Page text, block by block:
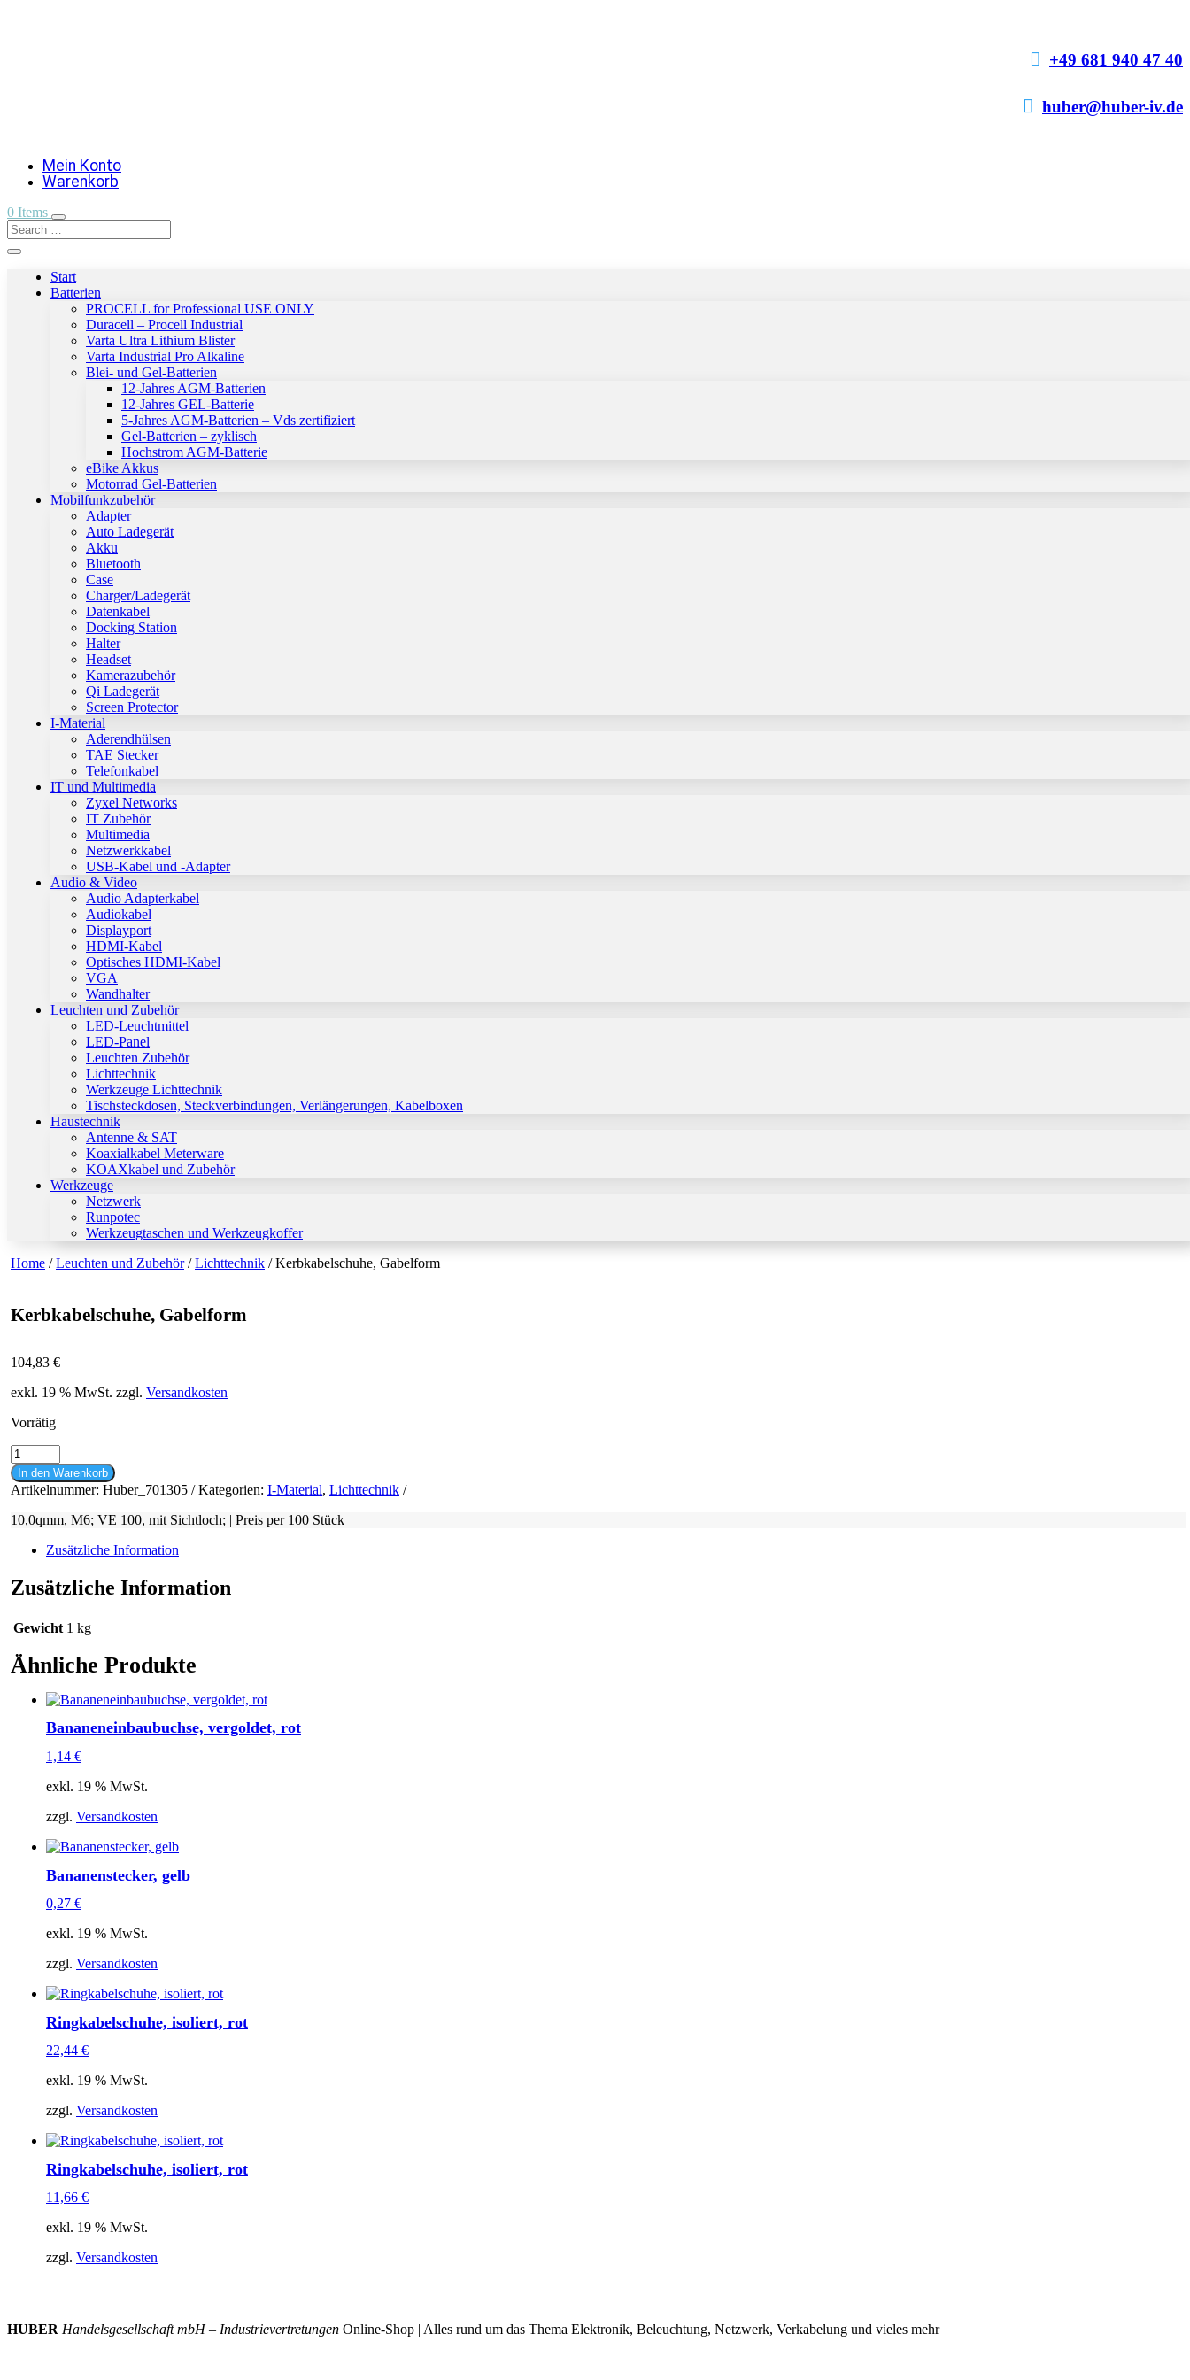
 +49 681 940 47 40
 huber@huber-iv.de
Mein Konto
Warenkorb
0 Items
Start
Batterien
PROCELL for Professional USE ONLY
Duracell – Procell Industrial
Varta Ultra Lithium Blister
Varta Industrial Pro Alkaline
Blei- und Gel-Batterien
12-Jahres AGM-Batterien
12-Jahres GEL-Batterie
5-Jahres AGM-Batterien – Vds zertifiziert
Gel-Batterien – zyklisch
Hochstrom AGM-Batterie
eBike Akkus
Motorrad Gel-Batterien
Mobilfunkzubehör
Adapter
Auto Ladegerät
Akku
Bluetooth
Case
Charger/Ladegerät
Datenkabel
Docking Station
Halter
Headset
Kamerazubehör
Qi Ladegerät
Screen Protector
I-Material
Aderendhülsen
TAE Stecker
Telefonkabel
IT und Multimedia
Zyxel Networks
IT Zubehör
Multimedia
Netzwerkkabel
USB-Kabel und -Adapter
Audio & Video
Audio Adapterkabel
Audiokabel
Displayport
HDMI-Kabel
Optisches HDMI-Kabel
VGA
Wandhalter
Leuchten und Zubehör
LED-Leuchtmittel
LED-Panel
Leuchten Zubehör
Lichttechnik
Werkzeuge Lichttechnik
Tischsteckdosen, Steckverbindungen, Verlängerungen, Kabelboxen
Haustechnik
Antenne & SAT
Koaxialkabel Meterware
KOAXkabel und Zubehör
Werkzeuge
Netzwerk
Runpotec
Werkzeugtaschen und Werkzeugkoffer
Home /Leuchten und Zubehör/Lichttechnik / Kerbkabelschuhe, Gabelform
Kerbkabelschuhe, Gabelform
104,83 €
exkl. 19 % MwSt. zzgl. Versandkosten
Vorrätig
Kerbkabelschuhe,
Gabelform
Menge
In den Warenkorb
Artikelnummer: Huber_701305 Kategorien: I-Material, Lichttechnik
10,0qmm, M6; VE 100, mit Sichtloch; | Preis per 100 Stück
Zusätzliche Information
Zusätzliche Information
Gewicht 1 kg
Ähnliche Produkte
Bananeneinbaubuchse, vergoldet, rot
1,14 €
exkl. 19 % MwSt.
zzgl. Versandkosten
Bananenstecker, gelb
0,27 €
exkl. 19 % MwSt.
zzgl. Versandkosten
Ringkabelschuhe, isoliert, rot
22,44 €
exkl. 19 % MwSt.
zzgl. Versandkosten
Ringkabelschuhe, isoliert, rot
11,66 €
exkl. 19 % MwSt.
zzgl. Versandkosten
HUBER Handelsgesellschaft mbH – Industrievertretungen Online-Shop | Alles rund um das Thema Elektronik, Beleuchtung, Netzwerk, Verkabelung und vieles mehr